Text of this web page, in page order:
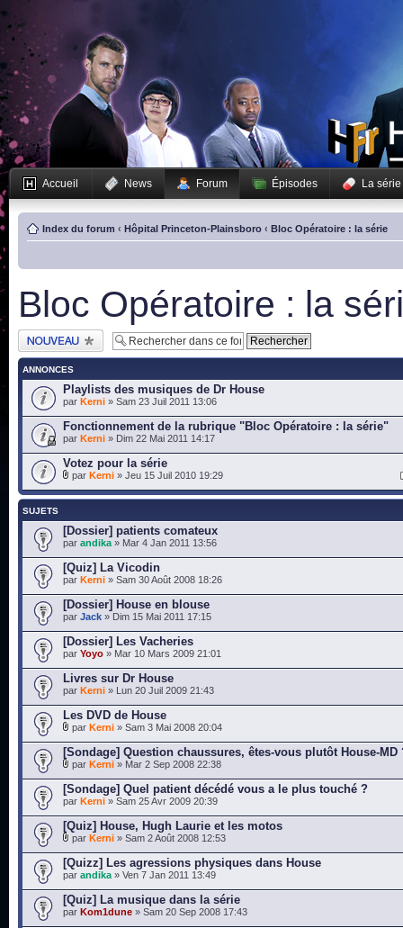
Accueil News Forum Épisodes La série
Index du forum ‹ Hôpital Princeton-Plainsboro ‹ Bloc Opératoire : la série
Bloc Opératoire : la
Publier un nouveau
sujet
ANNONCES
Playlists des musiques de Dr House
par Kerni » Sam 23 Juil 2011 13:06
Fonctionnement de la rubrique "Bloc Opératoire : la série"
par Kerni » Dim 22 Mai 2011 14:17
Votez pour la série
par Kerni » Jeu 15 Juil 2010 19:29
SUJETS
[Dossier] patients comateux
par andika » Mar 4 Jan 2011 13:56
[Quiz] La Vicodin
par Kerni » Sam 30 Août 2008 18:26
[Dossier] House en blouse
par Jack » Dim 15 Mai 2011 17:15
[Dossier] Les Vacheries
par Yoyo » Mar 10 Mars 2009 21:01
Livres sur Dr House
par Kerni » Lun 20 Juil 2009 21:43
Les DVD de House
par Kerni » Sam 3 Mai 2008 20:04
[Sondage] Question chaussures, êtes-vous plutôt House-MD
par Kerni » Mar 2 Sep 2008 22:38
[Sondage] Quel patient décédé vous a le plus touché ?
par Kerni » Sam 25 Avr 2009 20:39
[Quiz] House, Hugh Laurie et les motos
par Kerni » Sam 2 Août 2008 12:53
[Quizz] Les agressions physiques dans House
par andika » Ven 7 Jan 2011 13:49
[Quiz] La musique dans la série
par Kom1dune » Sam 20 Sep 2008 17:43